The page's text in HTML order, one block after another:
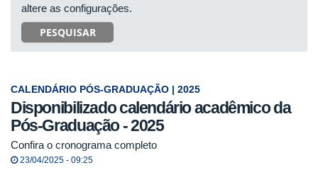
altere as configurações.
PESQUISAR
CALENDÁRIO PÓS-GRADUAÇÃO | 2025
Disponibilizado calendário acadêmico da
Pós-Graduação - 2025
Confira o cronograma completo
23/04/2025 - 09:25